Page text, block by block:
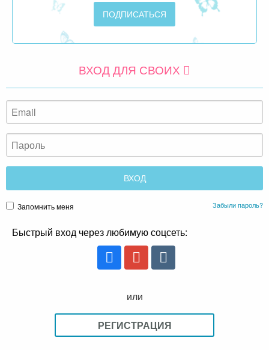
ВХОД ДЛЯ СВОИХ
Запомнить меня Забыли пароль?
Быстрый вход через любимую соцсеть:
или
РЕГИСТРАЦИЯ